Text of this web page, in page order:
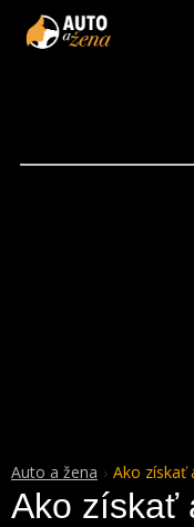
Auto a žena Ako získať
Ako získať